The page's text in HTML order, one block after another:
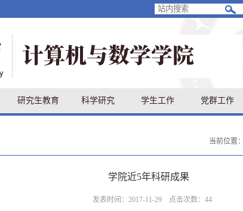
研究生教育 科学研究 学生工作 党群工作
当前位置：
学院近5年科研成果
发表时间：2017-11-29 点击次数： 44